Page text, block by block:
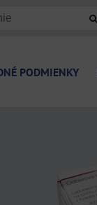
PODMIENKY